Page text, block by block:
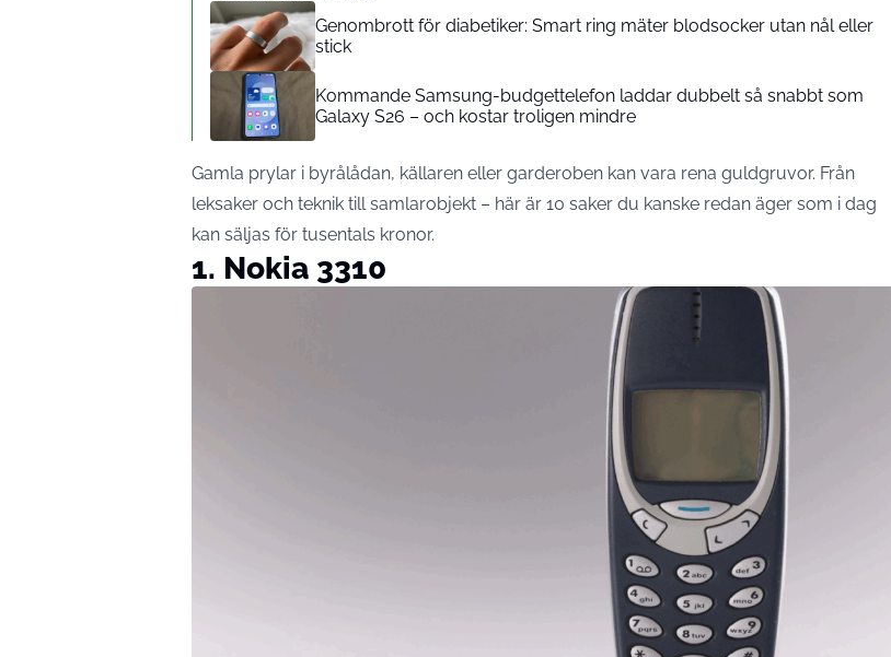
Genombrott för diabetiker: Smart ring mäter blodsocker utan nål eller
stick
Kommande Samsung-budgettelefon laddar dubbelt så snabbt som
Galaxy S26 – och kostar troligen mindre
Gamla prylar i byrålådan, källaren eller garderoben kan vara rena guldgruvor. Från
leksaker och teknik till samlarobjekt – här är 10 saker du kanske redan äger som i dag
kan säljas för tusentals kronor.
1. Nokia 3310